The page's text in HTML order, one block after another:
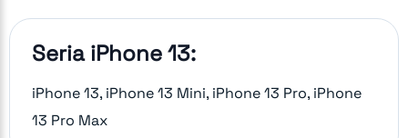
Seria iPhone 13:
iPhone 13, iPhone 13 Mini, iPhone 13 Pro, iPhone
13 Pro Max